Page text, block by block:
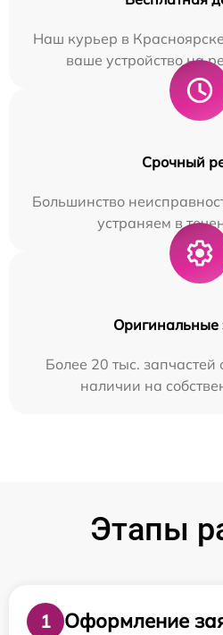
Наш курьер в
ваше устройство на
Срочный
Большинство
устраняем в
Оригинальные
Более 20 тыс. запчастей
наличии на
Этапы
1
Оформление